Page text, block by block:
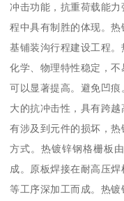
冲击功能，抗重荷载能
程中具有制胜的体现。
基铺装沟行程建设工程
化学、物理特性稳定，
可以显著提高。避免凹
大的抗冲击性，具有跨
有涉及到元件的损坏，
方式。热镀锌钢格栅板
成。原板焊接在耐高压
等工序深加工而成。热